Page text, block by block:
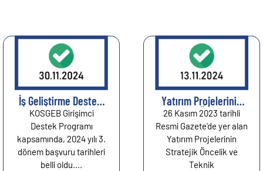
İş Geliştirme Desteği
2024 Yılı 3. Dönem
Başvuru Tarihleri Belli
Oldu...
KOSGEB Girişimci
Destek Programı
kapsamında, 2024 yılı 3.
dönem başvuru tarihleri
belli oldu....
Yatırım Projelerinin
Stratejik Öncelik ve
Teknik
Değerlendirmesine
Dair Düzenleme
Yapıldı...
26 Kasım 2023 tarihli
Resmi Gazete'de yer alan
Yatırım Projelerinin
Stratejik Öncelik ve
Teknik